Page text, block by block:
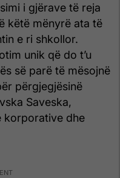
i gjërave të reja
këtë mënyrë ata të
e ri shkollor.
unik që do t’u
së parë të mësojnë
përgjegjësinë
Saveska,
korporative dhe